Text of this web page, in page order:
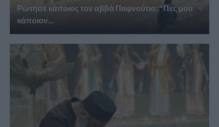
Ρώτησε κάποιος τον αββά Παφνούτιο: “Πες μου
κάποιον...